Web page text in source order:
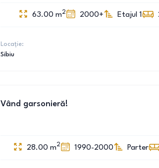
63.00 m2 2000+ Etajul 1
Locație:
Sibiu
Vând garsonieră!
28.00 m2 1990-2000 Parter